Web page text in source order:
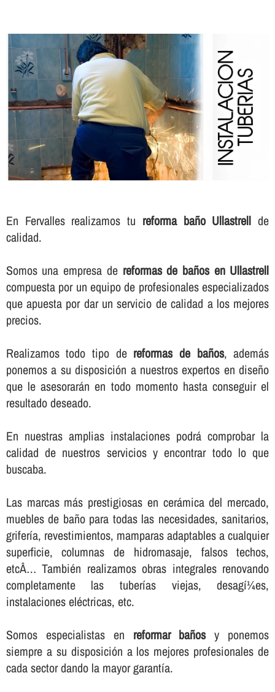
En Fervalles realizamos tu reforma baño Ullastrell de
calidad.
Somos una empresa de reformas de baños en Ullastrell
compuesta por un equipo de profesionales especializados
que apuesta por dar un servicio de calidad a los mejores
precios.
Realizamos todo tipo de reformas de baños, además
ponemos a su disposición a nuestros expertos en diseño
que le asesorarán en todo momento hasta conseguir el
resultado deseado.
En nuestras amplias instalaciones podrá comprobar la
calidad de nuestros servicios y encontrar todo lo que
buscaba.
Las marcas más prestigiosas en cerámica del mercado,
muebles de baño para todas las necesidades, sanitarios,
griferí­a, revestimientos, mamparas adaptables a cualquier
superficie, columnas de hidromasaje, falsos techos,
etcÂ… También realizamos obras integrales renovando
completamente las tuberí­as viejas, desagí¼es,
instalaciones eléctricas, etc.
Somos especialistas en reformar bañosy ponemos
siempre a su disposición a los mejores profesionales de
cada sector dando la mayor garantí­a.